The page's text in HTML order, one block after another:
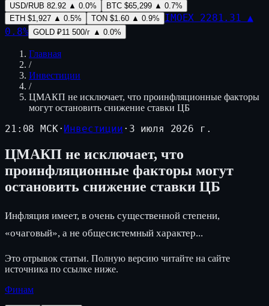
USD/RUB 82.92 ▲ 0.0% BTC $65,299 ▲ 0.7%
ETH $1,927 ▲ 0.5% TON $1.60 ▲ 0.9% IMOEX 2281.31 ▲
0.8% GOLD ₽11 500/г ▲ 0.0%
Главная
/
Инвестиции
/
ЦМАКП не исключает, что проинфляционные факторы
могут остановить снижение ставки ЦБ
21:08 МСК· Инвестиции · 3 июля 2026 г.
ЦМАКП не исключает, что
проинфляционные факторы могут
остановить снижение ставки ЦБ
Инфляция имеет, в очень существенной степени,
«очаговый», а не общесистемный характер...
Это отрывок статьи. Полную версию читайте на сайте
источника по ссылке ниже.
Финам